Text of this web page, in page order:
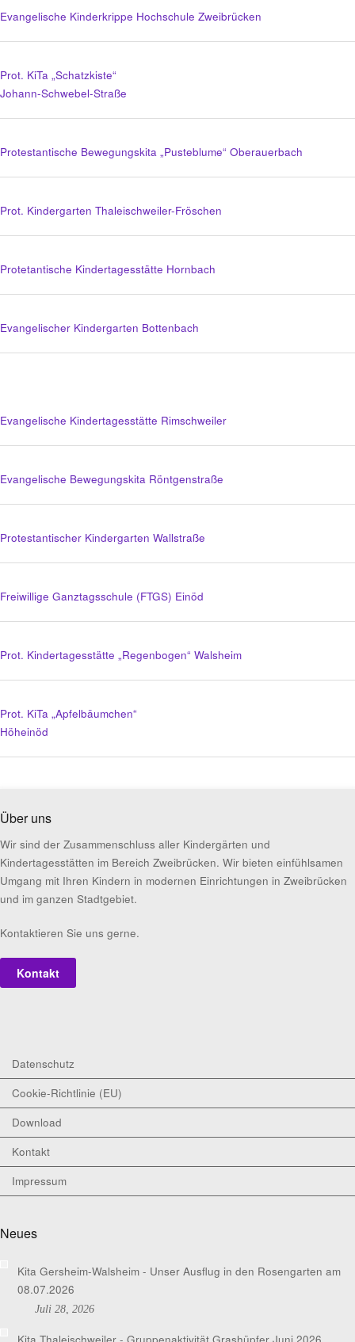
Evangelische Kinderkrippe Hochschule Zweibrücken
Prot. KiTa „Schatzkiste“
Johann-Schwebel-Straße
Protestantische Bewegungskita „Pusteblume“ Oberauerbach
Prot. Kindergarten Thaleischweiler-Fröschen
Protetantische Kindertagesstätte Hornbach
Evangelischer Kindergarten Bottenbach
Evangelische Kindertagesstätte Rimschweiler
Evangelische Bewegungskita Röntgenstraße
Protestantischer Kindergarten Wallstraße
Freiwillige Ganztagsschule (FTGS) Einöd
Prot. Kindertagesstätte „Regenbogen“ Walsheim
Prot. KiTa „Apfelbäumchen“
Höheinöd
Über uns
Wir sind der Zusammenschluss aller Kindergärten und
Kindertagesstätten im Bereich Zweibrücken. Wir bieten einfühlsamen
Umgang mit Ihren Kindern in modernen Einrichtungen in Zweibrücken
und im ganzen Stadtgebiet.
Kontaktieren Sie uns gerne.
Kontakt
Datenschutz
Cookie-Richtlinie (EU)
Download
Kontakt
Impressum
Neues
Kita Gersheim-Walsheim - Unser Ausflug in den Rosengarten am
08.07.2026
Juli 28, 2026